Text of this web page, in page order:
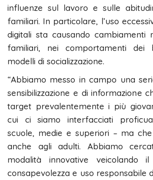
influenze sul lavoro e sulle
familiari. In particolare, l’uso
digitali sta causando cambiamenti
familiari, nei comportamenti dei
modelli di socializzazione.
“Abbiamo messo in campo una
sensibilizzazione e di informazione
target prevalentemente i più
cui ci siamo interfacciati
scuole, medie e superiori – ma
anche agli adulti. Abbiamo
modalità innovative veicolando
consapevolezza e uso responsabile